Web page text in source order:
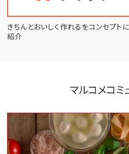
きちんとおいしく作れるをコンセプトに
紹介
マルコメコミ